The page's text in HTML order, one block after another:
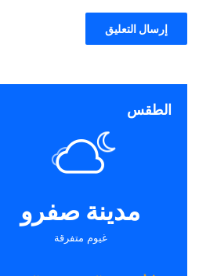
الطقس
مدينة صفرو
غيوم متفرقة